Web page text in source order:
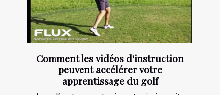
Comment les vidéos d'instruction
peuvent accélérer votre
apprentissage du golf